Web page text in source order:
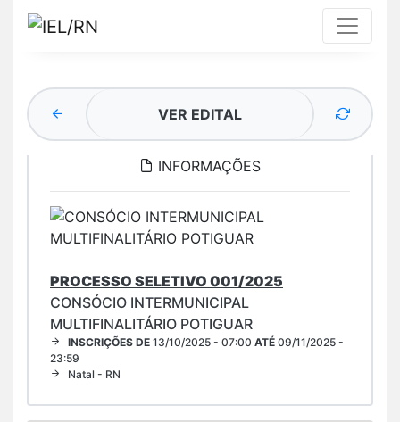
VER EDITAL
INFORMAÇÕES
PROCESSO SELETIVO 001/2025
CONSÓCIO INTERMUNICIPAL
MULTIFINALITÁRIO POTIGUAR
INSCRIÇÕES DE 13/10/2025 - 07:00 ATÉ 09/11/2025 -
23:59
Natal - RN